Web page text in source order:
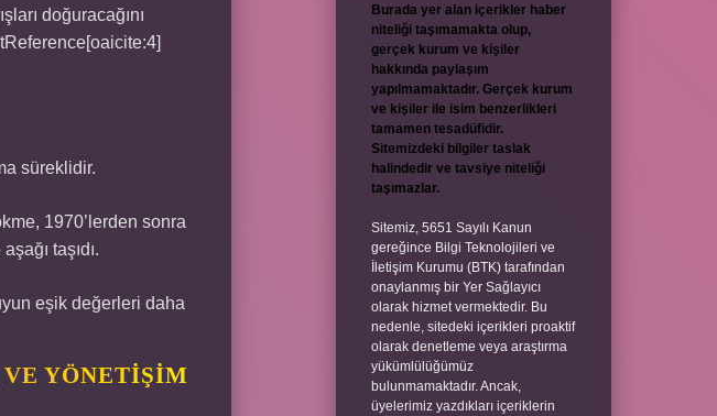
doğuracağını
süreklidir.
1970’lerden sonra
taşıdı.
eşik değerleri daha
YÖNETIŞIM
Burada yer alan içerikler haber
niteliği taşımamakta olup,
gerçek kurum ve kişiler
hakkında paylaşım
yapılmamaktadır. Gerçek kurum
ve kişiler ile isim benzerlikleri
tamamen tesadüfidir.
Sitemizdeki bilgiler taslak
halindedir ve tavsiye niteliği
taşımazlar.
Sitemiz, 5651 Sayılı Kanun
gereğince Bilgi Teknolojileri ve
İletişim Kurumu (BTK) tarafından
onaylanmış bir Yer Sağlayıcı
olarak hizmet vermektedir. Bu
nedenle, sitedeki içerikleri proaktif
olarak denetleme veya araştırma
yükümlülüğümüz
bulunmamaktadır. Ancak,
üyelerimiz yazdıkları içeriklerin